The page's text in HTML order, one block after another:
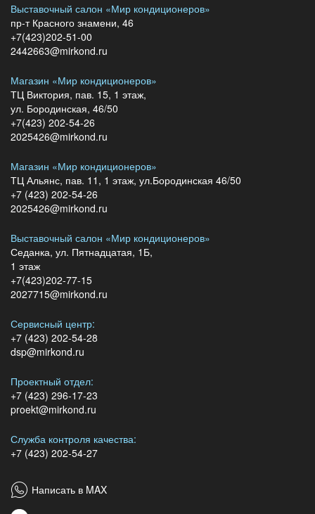
Выставочный салон «Мир кондиционеров»
пр-т Красного знамени, 46
+7(423)202-51-00
2442663@mirkond.ru
Магазин «Мир кондиционеров»
ТЦ Виктория, пав. 15, 1 этаж,
ул. Бородинская, 46/50
+7(423) 202-54-26
2025426@mirkond.ru
Магазин «Мир кондиционеров»
ТЦ Альянс, пав. 11, 1 этаж, ул.Бородинская 46/50
+7 (423) 202-54-26
2025426@mirkond.ru
Выставочный салон «Мир кондиционеров»
Седанка, ул. Пятнадцатая, 1Б,
1 этаж
+7(423)202-77-15
2027715@mirkond.ru
Сервисный центр:
+7 (423) 202-54-28
dsp@mirkond.ru
Проектный отдел:
+7 (423) 296-17-23
proekt@mirkond.ru
Служба контроля качества:
+7 (423) 202-54-27
Написать в MAX